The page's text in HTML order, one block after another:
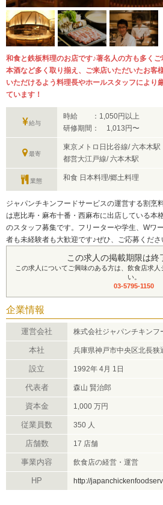
和食と鉄板料理のお店です♪著名人の方も多く
本酒など多く取り揃え、ご来店いただいたお客
いただけるよう料理長やホールスタッフにより
ています！
給与
時給 ：1,050円以上
研修期間： 1,013円〜
最寄
東京メトロ日比谷線/ 六本木駅
都営大江戸線/ 六本木駅
業態 和食 日本料理/郷土料理
ジャパンチキンフードサービスの運営する割烹
は恵比寿・麻布十番・西麻布に出店している本
のスタッフ募集です。フリーターや学生、Wワ
者も未経験者も大歓迎です♪ぜひ、ご応募くださ
この求人の掲載期限は終
この求人についてご興味のある方は、飲食店求
い。
03-5795-1150
企業情報
運営会社 株式会社ジャパンチキンフ
本社 兵庫県神戸市中央区北長狭
設立 1992年 4月 1日
代表者 森山 賢治郎
資本金 1,000 万円
従業員数 350 人
店舗数 17 店舗
事業内容 飲食店の経営・運営
HP http://